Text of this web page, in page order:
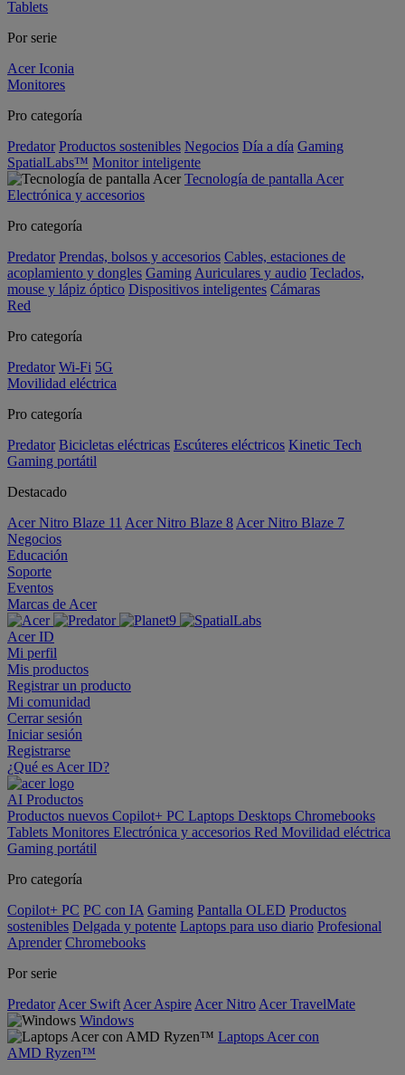
Tablets
Por serie
Acer Iconia
Monitores
Pro categoría
Predator Productos sostenibles Negocios Día a día Gaming
SpatialLabs™ Monitor inteligente
Tecnología de pantalla Acer
Electrónica y accesorios
Pro categoría
Predator Prendas, bolsos y accesorios Cables, estaciones de
acoplamiento y dongles Gaming Auriculares y audio Teclados,
mouse y lápiz óptico Dispositivos inteligentes Cámaras
Red
Pro categoría
Predator Wi-Fi 5G
Movilidad eléctrica
Pro categoría
Predator Bicicletas eléctricas Escúteres eléctricos Kinetic Tech
Gaming portátil
Destacado
Acer Nitro Blaze 11 Acer Nitro Blaze 8 Acer Nitro Blaze 7
Negocios
Educación
Soporte
Eventos
Marcas de Acer
Acer ID
Mi perfil
Mis productos
Registrar un producto
Mi comunidad
Cerrar sesión
Iniciar sesión
Registrarse
¿Qué es Acer ID?
AI Productos
Productos nuevos Copilot+ PC Laptops Desktops Chromebooks
Tablets Monitores Electrónica y accesorios Red Movilidad eléctrica
Gaming portátil
Pro categoría
Copilot+ PC PC con IA Gaming Pantalla OLED Productos
sostenibles Delgada y potente Laptops para uso diario Profesional
Aprender Chromebooks
Por serie
Predator Acer Swift Acer Aspire Acer Nitro Acer TravelMate
Windows
Laptops Acer con
AMD Ryzen™